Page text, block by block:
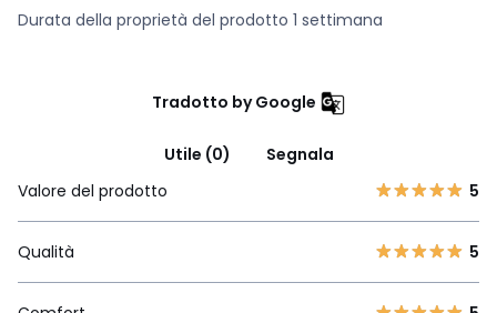
Durata della proprietà del prodotto 1 settimana
Tradotto by Google
Utile (0)
Segnala
Valore del prodotto
5
Qualità 5